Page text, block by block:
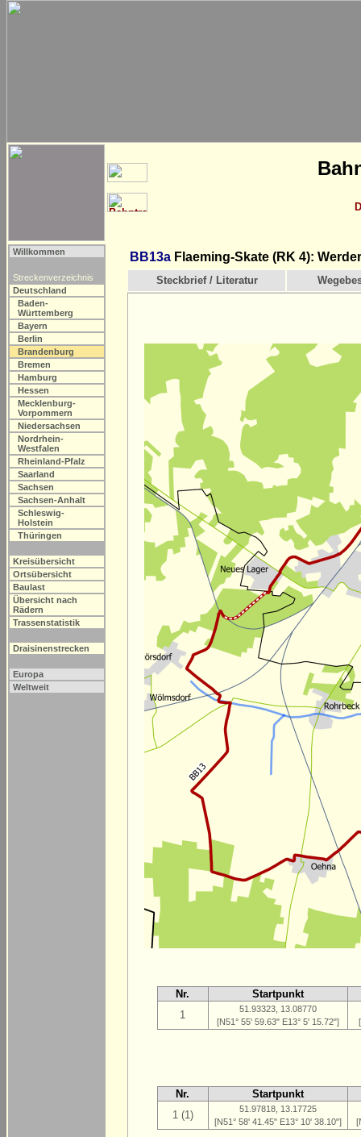
Willkommen
Streckenverzeichnis
Deutschland
Baden-
Württemberg
Bayern
Berlin
Brandenburg
Bremen
Hamburg
Hessen
Mecklenburg-
Vorpommern
Niedersachsen
Nordrhein-
Westfalen
Rheinland-Pfalz
Saarland
Sachsen
Sachsen-Anhalt
Schleswig-
Holstein
Thüringen
Kreisübersicht
Ortsübersicht
Baulast
Übersicht nach
Rädern
Trassenstatistik
Draisinenstrecken
Europa
Weltweit
BB13a Flaeming-Skate (RK 4):
Steckbrief / Literatur
Nr.
Startpunkt
1
51.93323, 13.08770
[N51° 55' 59.63" E13° 5' 15.72"]
Nr.
Startpunkt
1 (1)
51.97818, 13.17725
[N51° 58' 41.45" E13° 10' 38.10"]